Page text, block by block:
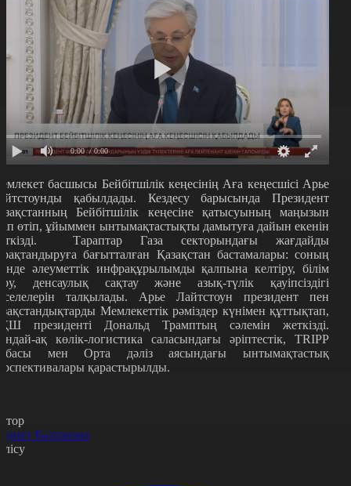
0:00 / 0:00
басшысы Бейбітшілік кеңесінің Аға кеңесшісі Арье
қабылдады. Кездесу барысында Президент
Бейбітшілік кеңесіне қатысуының маңызын
өтіп, ұйыммен ынтымақтастықты дамытуға дайын екенін
Тараптар Газа секторындағы жағдайды
бағытталған Қазақстан бастамалары: соның
әлеуметтік инфрақұрылымды қалпына келтіру, білім
денсаулық сақтау және азық-түлік қауіпсіздігі
талқылады.
Арье Лайтстоун президент пен
Мемлекеттік рәміздер күнімен құттықтап,
президенті Дональд Трамптың сәлемін жеткізді.
ақ көлік-логистика саласындағы әріптестік, TRIPP
мен Орта дәліз аясындағы ынтымақтастық
қарастырылды.
Балтанова